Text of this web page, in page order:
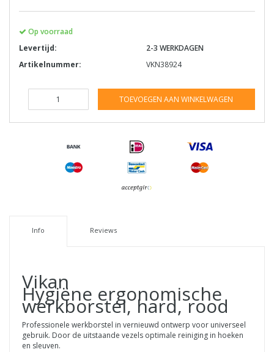
Op voorraad
Levertijd:
2-3 WERKDAGEN
Artikelnummer:
VKN38924
TOEVOEGEN AAN WINKELWAGEN
Info Reviews
Vikan
Hygiëne ergonomische
werkborstel, hard, rood
Professionele werkborstel in vernieuwd ontwerp voor universeel
gebruik. Door de uitstaande vezels optimale reiniging in hoeken
en sleuven.